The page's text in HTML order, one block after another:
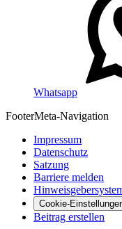
Whatsapp
FooterMeta-Navigation
Impressum
Datenschutz
Satzung
Barriere melden
Cookie-
Beitrag erstellen